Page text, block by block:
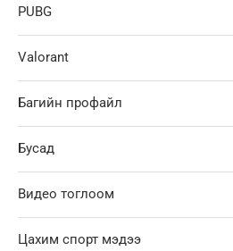
PUBG
Valorant
Багийн профайл
Бусад
Видео тоглоом
Цахим спорт мэдээ